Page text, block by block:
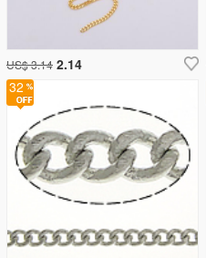
32
US$ 3.14 2.14